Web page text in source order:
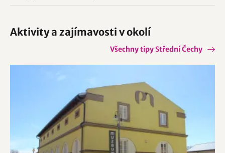
Aktivity a zajímavosti v okolí
Všechny tipy Střední Čechy